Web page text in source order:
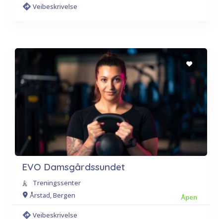
Veibeskrivelse
EVO Damsgårdssundet
Treningssenter
Årstad, Bergen
Åpen
Veibeskrivelse